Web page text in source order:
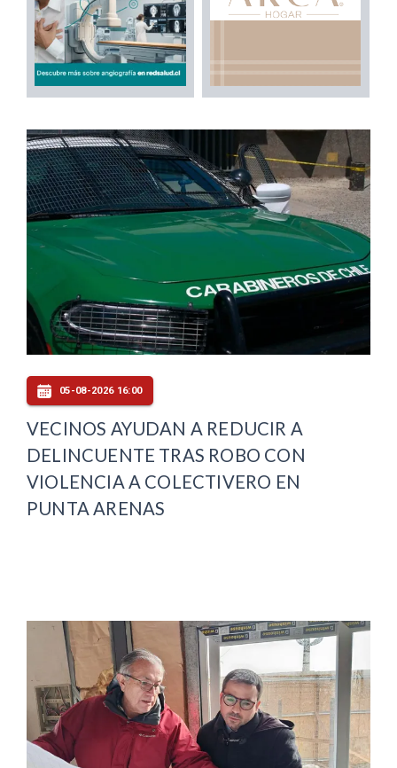
05-08-2026 16:00
VECINOS AYUDAN A REDUCIR A
DELINCUENTE TRAS ROBO CON
VIOLENCIA A COLECTIVERO EN
PUNTA ARENAS